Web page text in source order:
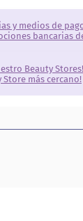
y medios de
bancarias
Beauty Stores!
Store más cercano!